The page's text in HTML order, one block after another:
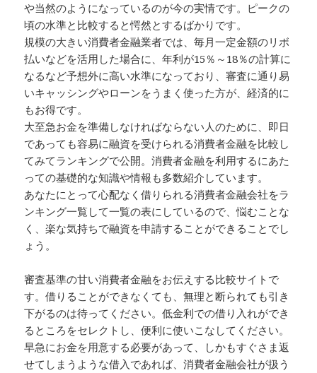
や当然のようになっているのが今の実情です。ピークの
頃の水準と比較すると愕然とするばかりです。
規模の大きい消費者金融業者では、毎月一定金額のリボ
払いなどを活用した場合に、年利が15％～18％の計算に
なるなど予想外に高い水準になっており、審査に通り易
いキャッシングやローンをうまく使った方が、経済的に
もお得です。
大至急お金を準備しなければならない人のために、即日
であっても容易に融資を受けられる消費者金融を比較し
てみてランキングで公開。消費者金融を利用するにあた
っての基礎的な知識や情報も多数紹介しています。
あなたにとって心配なく借りられる消費者金融会社をラ
ンキング一覧して一覧の表にしているので、悩むことな
く、楽な気持ちで融資を申請することができることでし
ょう。
審査基準の甘い消費者金融をお伝えする比較サイトで
す。借りることができなくても、無理と断られても引き
下がるのは待ってください。低金利での借り入れができ
るところをセレクトし、便利に使いこなしてください。
早急にお金を用意する必要があって、しかもすぐさま返
せてしまうような借入であれば、消費者金融会社が扱う